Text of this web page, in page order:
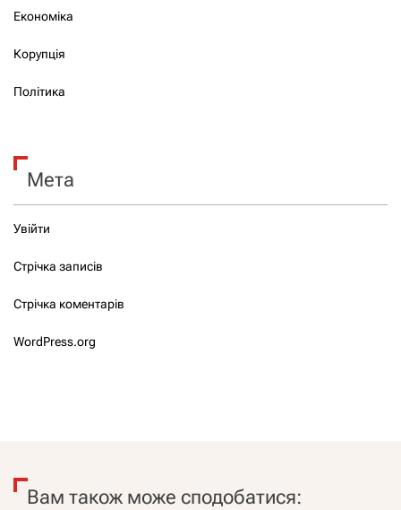
Економіка
Корупція
Політика
Мета
Увійти
Стрічка записів
Стрічка коментарів
WordPress.org
Вам також може сподобатися: